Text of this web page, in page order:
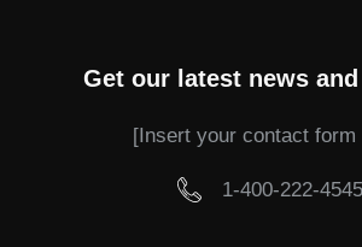
Get our latest news
[Insert your contact form
1-400-222-4545